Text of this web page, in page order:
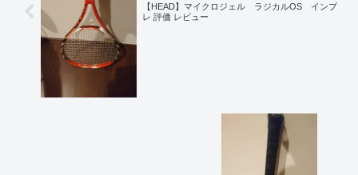
【HEAD】マイクロジェル ラジカルOS インプ
レ 評価 レビュー